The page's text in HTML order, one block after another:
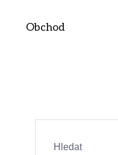
Obchod
Hledat